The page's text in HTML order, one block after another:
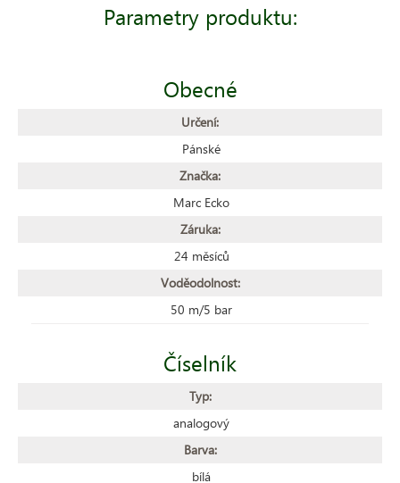
Parametry produktu:
Obecné
Určení:
Pánské
Značka:
Marc Ecko
Záruka:
24 měsíců
Voděodolnost:
50 m/5 bar
Číselník
Typ:
analogový
Barva:
bílá